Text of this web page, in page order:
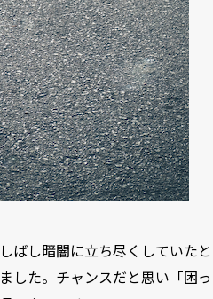
ばし暗闇に立ち尽くしていたと
した。チャンスだと思い「困っ